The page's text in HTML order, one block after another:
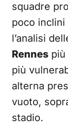
squadre
poco
l’analisi
Rennes
più
alterna
vuoto,
stadio.